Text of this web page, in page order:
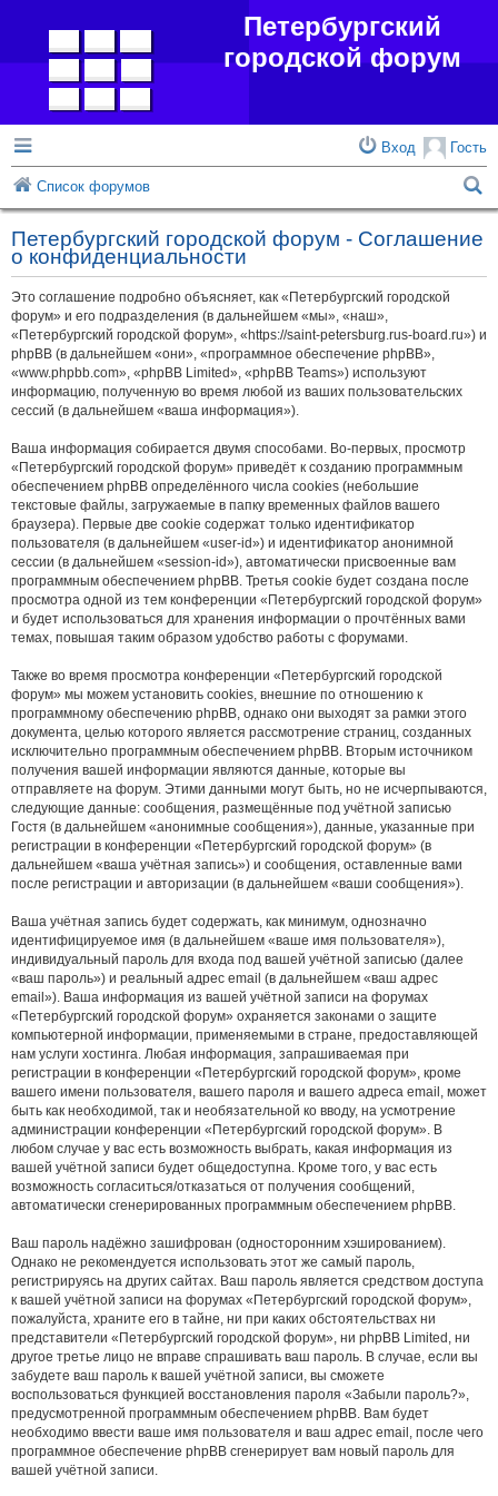
Петербургский
городской форум
Гость
Вход
Список форумов
о
с
Петербургский городской форум - Соглашение
о конфиденциальности
Это соглашение подробно объясняет, как «Петербургский городской
форум» и его подразделения (в дальнейшем «мы», «наш»,
«Петербургский городской форум», «https://saint-petersburg.rus-board.ru») и
phpBB (в дальнейшем «они», «программное обеспечение phpBB»,
«www.phpbb.com», «phpBB Limited», «phpBB Teams») используют
информацию, полученную во время любой из ваших пользовательских
сессий (в дальнейшем «ваша информация»).
Ваша информация собирается двумя способами. Во-первых, просмотр
«Петербургский городской форум» приведёт к созданию программным
обеспечением phpBB определённого числа cookies (небольшие
текстовые файлы, загружаемые в папку временных файлов вашего
браузера). Первые две cookie содержат только идентификатор
пользователя (в дальнейшем «user-id») и идентификатор анонимной
сессии (в дальнейшем «session-id»), автоматически присвоенные вам
программным обеспечением phpBB. Третья cookie будет создана после
просмотра одной из тем конференции «Петербургский городской форум»
и будет использоваться для хранения информации о прочтённых вами
темах, повышая таким образом удобство работы с форумами.
Также во время просмотра конференции «Петербургский городской
форум» мы можем установить cookies, внешние по отношению к
программному обеспечению phpBB, однако они выходят за рамки этого
документа, целью которого является рассмотрение страниц, созданных
исключительно программным обеспечением phpBB. Вторым источником
получения вашей информации являются данные, которые вы
отправляете на форум. Этими данными могут быть, но не исчерпываются,
следующие данные: сообщения, размещённые под учётной записью
Гостя (в дальнейшем «анонимные сообщения»), данные, указанные при
регистрации в конференции «Петербургский городской форум» (в
дальнейшем «ваша учётная запись») и сообщения, оставленные вами
после регистрации и авторизации (в дальнейшем «ваши сообщения»).
Ваша учётная запись будет содержать, как минимум, однозначно
идентифицируемое имя (в дальнейшем «ваше имя пользователя»),
индивидуальный пароль для входа под вашей учётной записью (далее
«ваш пароль») и реальный адрес email (в дальнейшем «ваш адрес
email»). Ваша информация из вашей учётной записи на форумах
«Петербургский городской форум» охраняется законами о защите
компьютерной информации, применяемыми в стране, предоставляющей
нам услуги хостинга. Любая информация, запрашиваемая при
регистрации в конференции «Петербургский городской форум», кроме
вашего имени пользователя, вашего пароля и вашего адреса email, может
быть как необходимой, так и необязательной ко вводу, на усмотрение
администрации конференции «Петербургский городской форум». В
любом случае у вас есть возможность выбрать, какая информация из
вашей учётной записи будет общедоступна. Кроме того, у вас есть
возможность согласиться/отказаться от получения сообщений,
автоматически сгенерированных программным обеспечением phpBB.
Ваш пароль надёжно зашифрован (односторонним хэшированием).
Однако не рекомендуется использовать этот же самый пароль,
регистрируясь на других сайтах. Ваш пароль является средством доступа
к вашей учётной записи на форумах «Петербургский городской форум»,
пожалуйста, храните его в тайне, ни при каких обстоятельствах ни
представители «Петербургский городской форум», ни phpBB Limited, ни
другое третье лицо не вправе спрашивать ваш пароль. В случае, если вы
забудете ваш пароль к вашей учётной записи, вы сможете
воспользоваться функцией восстановления пароля «Забыли пароль?»,
предусмотренной программным обеспечением phpBB. Вам будет
необходимо ввести ваше имя пользователя и ваш адрес email, после чего
программное обеспечение phpBB сгенерирует вам новый пароль для
вашей учётной записи.